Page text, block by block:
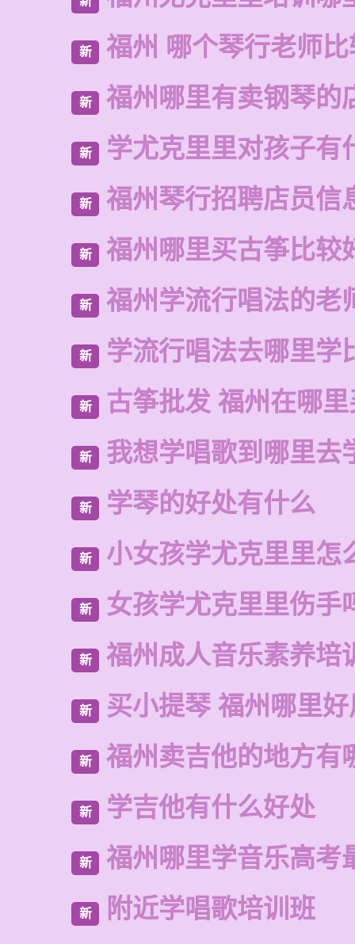
新 福州 哪个琴行老师
新 福州哪里有卖钢琴的
新 学尤克里里对孩子有
新 福州琴行招聘店员信
新 福州哪里买古筝比较
新 福州学流行唱法的老
新 学流行唱法去哪里学
新 古筝批发 福州在哪
新 我想学唱歌到哪里去
新 学琴的好处有什么
新 小女孩学尤克里里怎
新 女孩学尤克里里伤手
新 福州成人音乐素养培
新 买小提琴 福州哪里
新 福州卖吉他的地方有
新 学吉他有什么好处
新 福州哪里学音乐高考
新 附近学唱歌培训班